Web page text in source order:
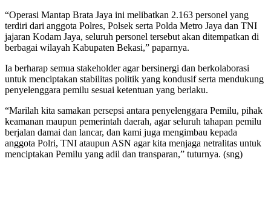
“Operasi Mantap Brata Jaya ini melibatkan 2.163 personel yang
terdiri dari anggota Polres, Polsek serta Polda Metro Jaya dan TNI
jajaran Kodam Jaya, seluruh personel tersebut akan ditempatkan di
berbagai wilayah Kabupaten Bekasi,” paparnya.
Ia berharap semua stakeholder agar bersinergi dan berkolaborasi
untuk menciptakan stabilitas politik yang kondusif serta mendukung
penyelenggara pemilu sesuai ketentuan yang berlaku.
“Marilah kita samakan persepsi antara penyelenggara Pemilu, pihak
keamanan maupun pemerintah daerah, agar seluruh tahapan pemilu
berjalan damai dan lancar, dan kami juga mengimbau kepada
anggota Polri, TNI ataupun ASN agar kita menjaga netralitas untuk
menciptakan Pemilu yang adil dan transparan,” tuturnya. (sng)